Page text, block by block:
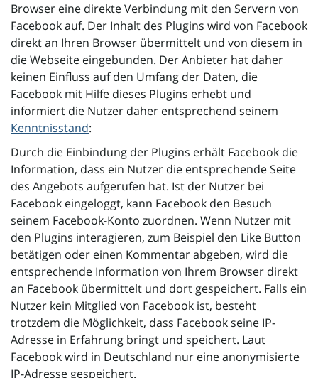
Browser eine direkte Verbindung mit den Servern von
Facebook auf. Der Inhalt des Plugins wird von Facebook
direkt an Ihren Browser übermittelt und von diesem in
die Webseite eingebunden. Der Anbieter hat daher
keinen Einfluss auf den Umfang der Daten, die
Facebook mit Hilfe dieses Plugins erhebt und
informiert die Nutzer daher entsprechend seinem
Kenntnisstand:
Durch die Einbindung der Plugins erhält Facebook die
Information, dass ein Nutzer die entsprechende Seite
des Angebots aufgerufen hat. Ist der Nutzer bei
Facebook eingeloggt, kann Facebook den Besuch
seinem Facebook-Konto zuordnen. Wenn Nutzer mit
den Plugins interagieren, zum Beispiel den Like Button
betätigen oder einen Kommentar abgeben, wird die
entsprechende Information von Ihrem Browser direkt
an Facebook übermittelt und dort gespeichert. Falls ein
Nutzer kein Mitglied von Facebook ist, besteht
trotzdem die Möglichkeit, dass Facebook seine IP-
Adresse in Erfahrung bringt und speichert. Laut
Facebook wird in Deutschland nur eine anonymisierte
IP-Adresse gespeichert.